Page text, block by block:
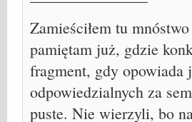
Zamieściłem tu
pamiętam już, gdzie
fragment, gdy opowiada
odpowiedzialnych za
puste. Nie wierzyli, bo